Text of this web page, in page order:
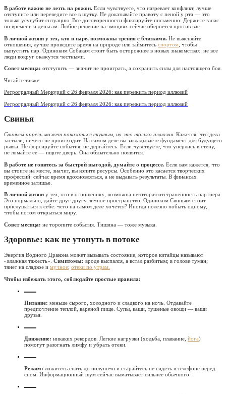
В работе важно не лезть на рожон. Если чувствуете, что назревает конфликт, лучше
отступите или переведите все в шутку. Не доказывайте правоту с пеной у рта — это
только усугубит ситуацию. Все договоренности фиксируйте письменно. Держите запас
по времени и деньгам. Любое решение на эмоциях сейчас обернется против вас.
В личной жизни у тех, кто в паре, возможны трения с близкими. Не выясняйте
отношения, лучше проведите время на природе или займитесь спортом , чтобы
выпустить пар. Одиноким Собакам стоит быть осторожнее в новых знакомствах: не все
люди вокруг окажутся честными.
Совет месяца: отступить — значит не проиграть, а сохранить силы для настоящего боя.
Читайте также
Ретроградный Меркурий с 26 февраля 2026: как пережить период иллюзий
Ретроградный Меркурий с 26 февраля 2026: как пережить период иллюзий
Свинья
Свиньям апрель может показаться скучным, но это только иллюзия. Кажется, что дела
застыли, ничего не происходит. На самом деле вы закладываете фундамент для будущего
рывка. Не форсируйте события, не дергайтесь. Если чувствуете, что уперлись в стену,
не ломайте ее — ищите дверь. Она обязательно появится.
В работе не гонитесь за быстрой выгодой, думайте о процессе. Если вам кажется, что
вы стоите на месте, значит, вы копите ресурсы. Особенно это касается творческих
профессий: сейчас время вдохновляться, а не выдавать результаты. В финансах
временное затишье.
В личной жизни у тех, кто в отношениях, возможна некоторая отстраненность партнера.
Это нормально, дайте друг другу личное пространство. Одиноким Свиньям стоит
прислушаться к себе: чего на самом деле хочется? Иногда полезно побыть одному,
чтобы потом открыться миру.
Совет месяца: не торопите события. Тишина — тоже музыка.
Здоровье: как не утонуть в потоке
Энергия Водного Дракона может вызывать состояние, которое китайцы называют
«влажная тяжесть». Симптомы: вроде выспался, а встал разбитым; в голове туман;
тянет на сладкое и мучное; отеки по утрам.
Чтобы избежать этого, соблюдайте простые правила:
Питание: меньше сырого, холодного и сладкого на ночь. Отдавайте
предпочтение теплой, вареной пище. Супы, каши, тушеные овощи — ваши
друзья.
Движение: никаких рекордов. Легкие нагрузки (ходьба, плавание, йога)
помогут разогнать лимфу и убрать отеки.
Режим: ложитесь спать до полуночи и старайтесь не сидеть в телефоне перед
сном. Информационный шум сейчас выматывает сильнее обычного.